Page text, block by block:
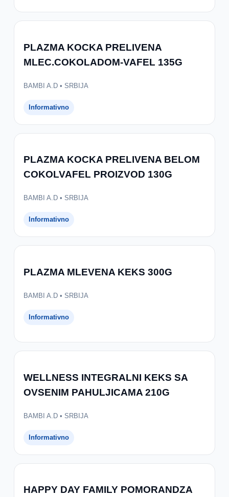
PLAZMA KOCKA PRELIVENA
MLEC.COKOLADOM-VAFEL 135G
BAMBI A.D • SRBIJA
Informativno
PLAZMA KOCKA PRELIVENA BELOM
COKOLVAFEL PROIZVOD 130G
BAMBI A.D • SRBIJA
Informativno
PLAZMA MLEVENA KEKS 300G
BAMBI A.D • SRBIJA
Informativno
WELLNESS INTEGRALNI KEKS SA
OVSENIM PAHULJICAMA 210G
BAMBI A.D • SRBIJA
Informativno
HAPPY DAY FAMILY POMORANDZA